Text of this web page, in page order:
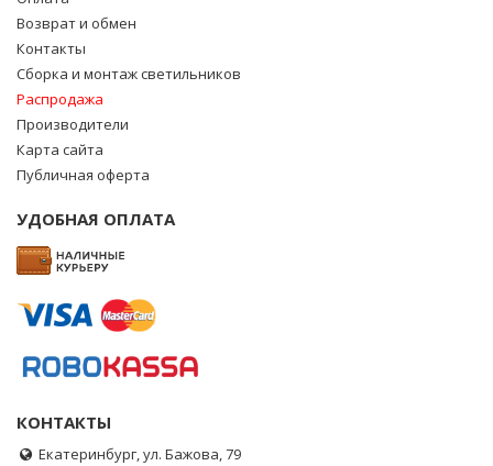
Возврат и обмен
Контакты
Сборка и монтаж светильников
Распродажа
Производители
Карта сайта
Публичная оферта
УДОБНАЯ ОПЛАТА
КОНТАКТЫ
Екатеринбург, ул. Бажова, 79